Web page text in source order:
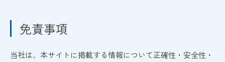
免責事項
当社は、本サイトに掲載する情報について正確性・安全性・